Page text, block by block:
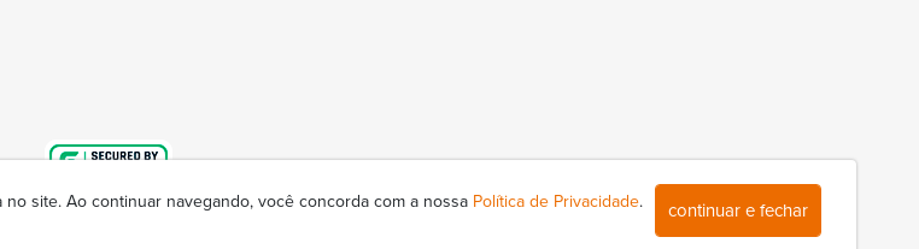
site. Ao continuar navegando, você concorda com a nossa Política de Privacidade. continuar e fechar